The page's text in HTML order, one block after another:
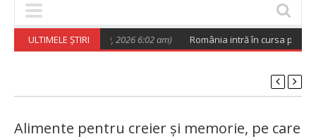
ULTIMELE ȘTIRI
iunie 2026 (August 9, 2026 6:02 am) România intră în cursa pentru
Alimente pentru creier și memorie, pe care